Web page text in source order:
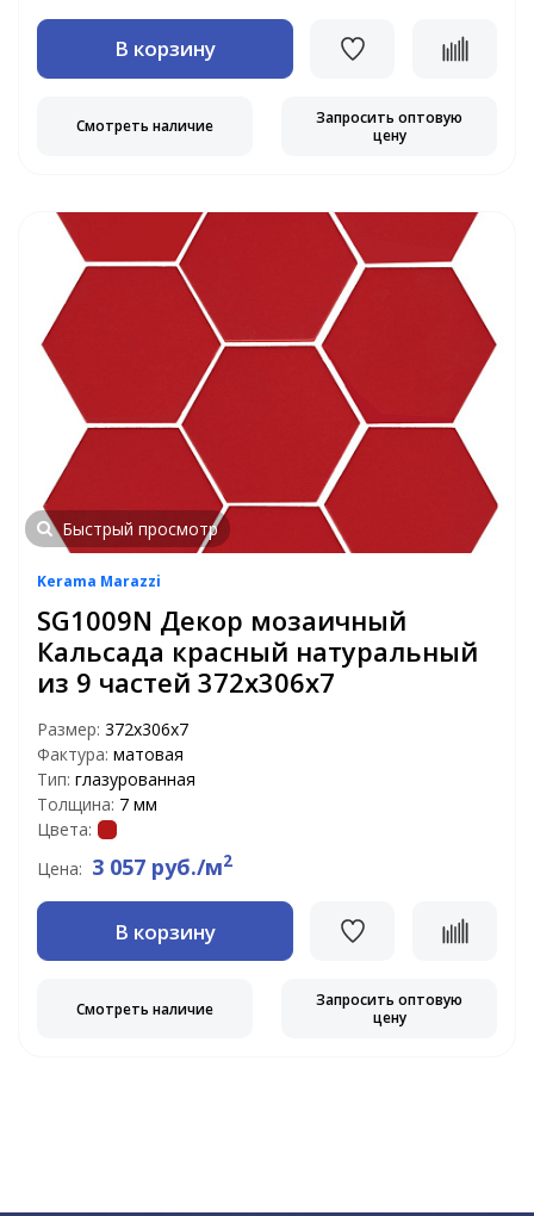
В корзину
Смотреть наличие
Запросить оптовую
цену
Быстрый просмотр
Kerama Marazzi
SG1009N Декор мозаичный
Кальсада красный натуральный
из 9 частей 372х306х7
Размер: 372х306х7
Фактура: матовая
Тип: глазурованная
Толщина: 7 мм
Цвета:
Цена: 3 057 руб./м2
В корзину
Смотреть наличие
Запросить оптовую
цену